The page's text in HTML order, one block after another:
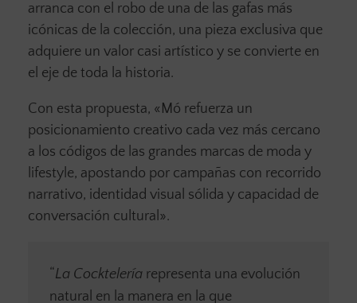
arranca con el robo de una de las gafas más
icónicas de la colección, una pieza exclusiva que
adquiere un valor casi artístico y se convierte en
el eje de toda la historia.
Con esta propuesta, «Mó refuerza un
posicionamiento creativo cada vez más cercano
a los códigos de las grandes marcas de moda y
lifestyle, apostando por campañas con recorrido
narrativo, identidad visual sólida y capacidad de
conversación cultural».
“La Cocktelería representa una evolución
natural en la manera en la que